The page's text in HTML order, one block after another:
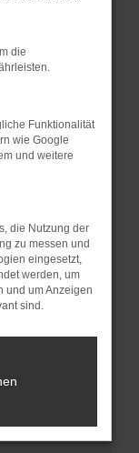
einem
Stand
ein
dazu
nicht mehr
versucht
Du kannst
der
die
Funktionalität
wie Google
und weitere
die Nutzung der
zu messen und
eingesetzt,
werden, um
und um Anzeigen
sind.